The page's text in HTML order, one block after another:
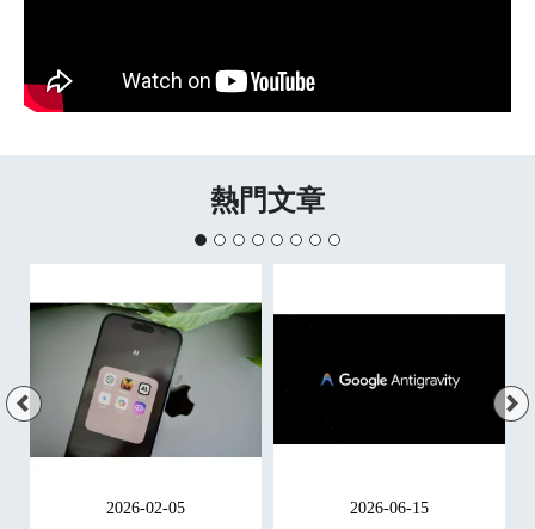
熱門文章
2026-02-05 2026-06-15